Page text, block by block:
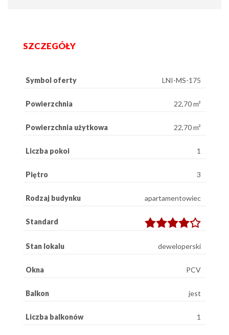
SZCZEGÓŁY
Symbol oferty LNI-MS-175
Powierzchnia 22,70 m²
Powierzchnia użytkowa 22,70 m²
Liczba pokoi 1
Piętro 3
Rodzaj budynku apartamentowiec
Standard
Stan lokalu deweloperski
Okna PCV
Balkon jest
Liczba balkonów 1